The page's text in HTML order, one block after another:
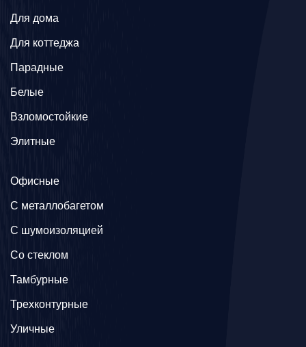
Для дома
Для коттеджа
Парадные
Белые
Взломостойкие
Элитные
Офисные
C металлобагетом
С шумоизоляцией
Со стеклом
Тамбурные
Трехконтурные
Уличные